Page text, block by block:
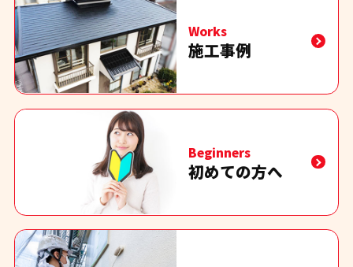
Works
施工事例
Beginners
初めての方へ